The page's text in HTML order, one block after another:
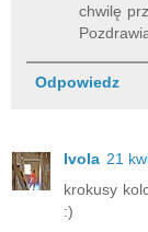
chwilę
Odpowiedz
Ivola 21
krokusy
:)